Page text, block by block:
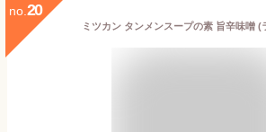
no. 20
ミツカン タンメンスープの素 旨辛味噌 (